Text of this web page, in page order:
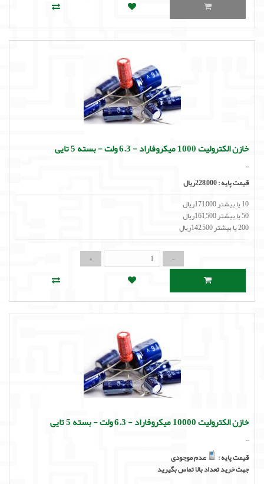
خازن الکترولیت 1000 میکروفاراد - 6.3 ولت - بسته 5 تایی
..
قیمت پایه :228,000ریال
10 یا بیشتر 171,000ریال
50 یا بیشتر 161,500ریال
200 یا بیشتر 142,500ریال
خازن الکترولیت 10000 میکروفاراد - 6.3 ولت - بسته 5 تایی
..
قیمت پایه :
عدم موجودی
جهت خرید تعداد بالا تماس بگیرید